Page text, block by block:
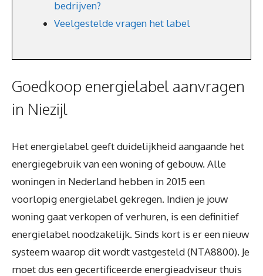
bedrijven?
Veelgestelde vragen het label
Goedkoop energielabel aanvragen
in Niezijl
Het energielabel geeft duidelijkheid aangaande het
energiegebruik van een woning of gebouw. Alle
woningen in Nederland hebben in 2015 een
voorlopig energielabel gekregen. Indien je jouw
woning gaat verkopen of verhuren, is een definitief
energielabel noodzakelijk. Sinds kort is er een nieuw
systeem waarop dit wordt vastgesteld (NTA8800). Je
moet dus een gecertificeerde energieadviseur thuis